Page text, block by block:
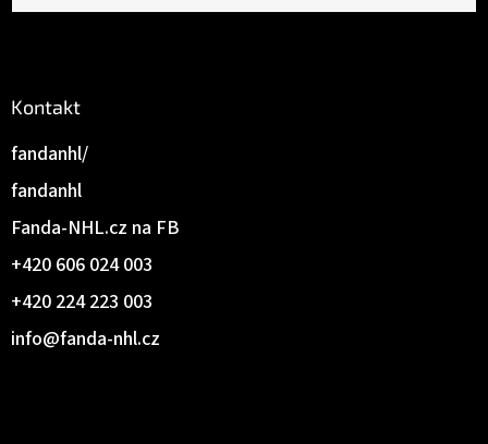
Kontakt
info@fanda-nhl.cz
+420 224 223 003
+420 606 024 003
Fanda-NHL.cz na FB
fandanhl
fandanhl/